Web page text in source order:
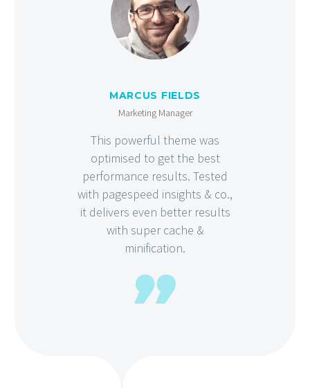
MARCUS FIELDS
Marketing Manager
This powerful theme was
optimised to get the best
performance results. Tested
with pagespeed insights & co.,
it delivers even better results
with super cache &
minification.